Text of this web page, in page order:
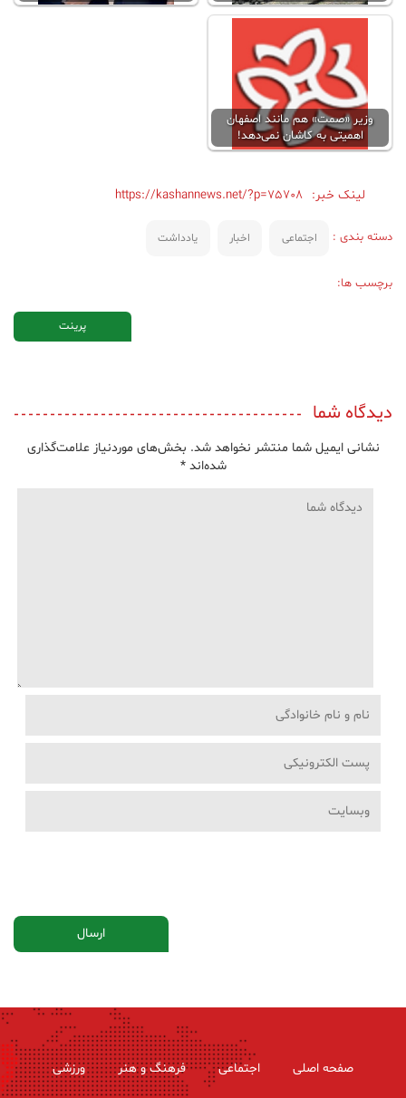
وزیر «صمت» هم مانند اصفهان
اهمیتی به کاشان نمی‌دهد!
لینک خبر: https://kashannews.net/?p=75708
دسته بندی : اجتماعی اخبار یادداشت
برچسب ها:
پرینت
دیدگاه شما
نشانی ایمیل شما منتشر نخواهد شد. بخش‌های موردنیاز علامت‌گذاری
شده‌اند*
صفحه اصلی اجتماعی فرهنگ و هنر ورزشی